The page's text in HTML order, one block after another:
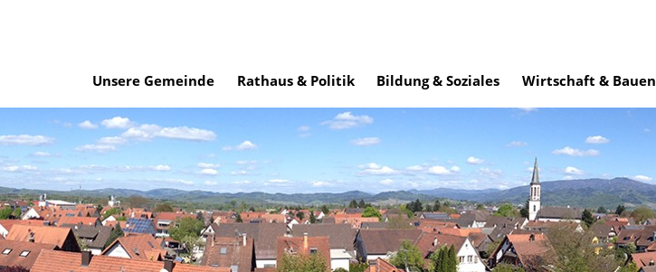
Unsere Gemeinde Rathaus & Politik Bildung & Soziales Wirtschaft & Bauen